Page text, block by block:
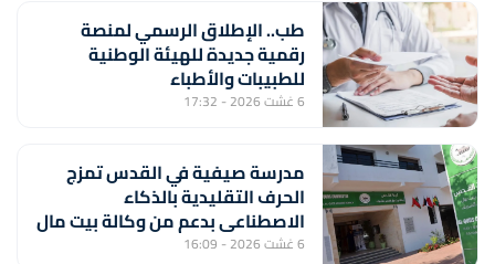
طب.. الإطلاق الرسمي لمنصة
رقمية جديدة للهيئة الوطنية
للطبيبات والأطباء
6 غشت 2026 - 17:32
مدرسة صيفية في القدس تمزج
الحرف التقليدية بالذكاء
الاصطناعي بدعم من وكالة بيت مال
القدس الشريف
6 غشت 2026 - 16:09